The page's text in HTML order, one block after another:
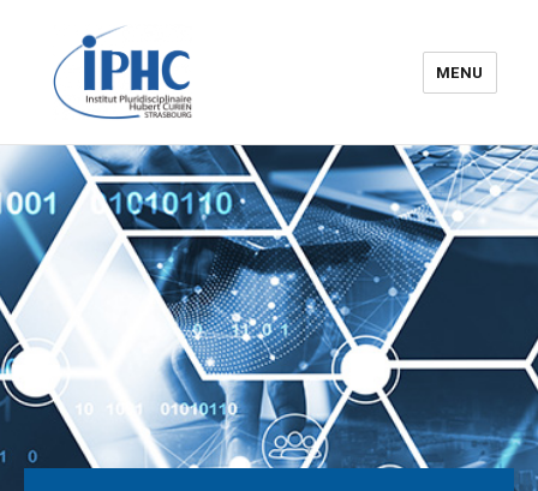
The Hubert Curien
pluridisciplinary Institute – IPHC
MENU